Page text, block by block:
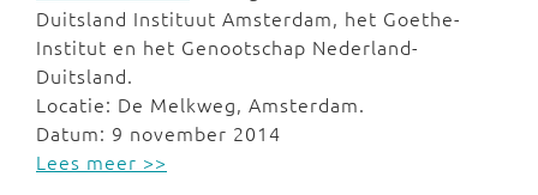
Duitsland Instituut Amsterdam, het Goethe-
Institut en het Genootschap Nederland-
Duitsland.
Locatie: De Melkweg, Amsterdam.
Datum: 9 november 2014
Lees meer >>